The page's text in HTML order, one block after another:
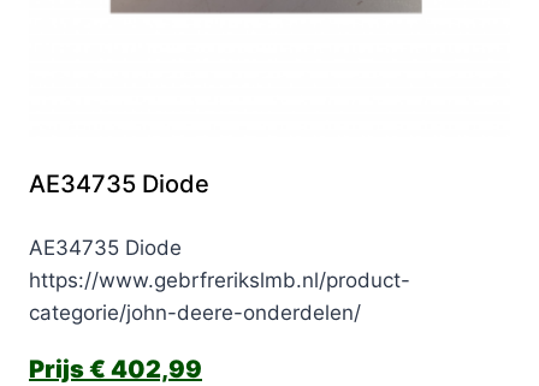
AE34735 Diode
AE34735 Diode
https://www.gebrfrerikslmb.nl/product-
categorie/john-deere-onderdelen/
€ 402,99